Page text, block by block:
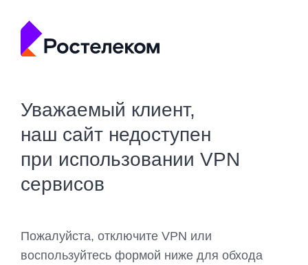
Уважаемый клиент,
наш сайт недоступен
при использовании VPN
сервисов
Пожалуйста, отключите VPN или
воспользуйтесь формой ниже для обхода